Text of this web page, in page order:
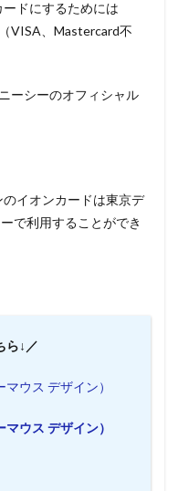
ドにするためには
（VISA、Mastercard不
ーシーのオフィシャル
イオンカードは東京デ
で利用することができ
ら↓／
ウス デザイン）
ウス デザイン）